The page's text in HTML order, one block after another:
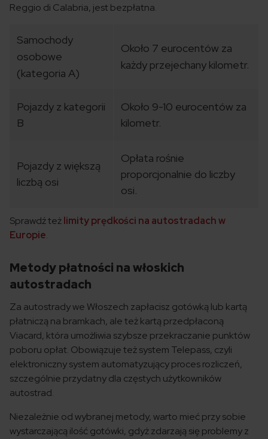
Reggio di Calabria, jest bezpłatna.
Samochody
osobowe
(kategoria A)
Około 7 eurocentów za
każdy przejechany kilometr.
Pojazdy z kategorii
B
Około 9-10 eurocentów za
kilometr.
Pojazdy z większą
liczbą osi
Opłata rośnie
proporcjonalnie do liczby
osi.
Sprawdź teżlimity prędkości na autostradach w
Europie.
Metody płatności na włoskich
autostradach
Za autostrady we Włoszech zapłacisz gotówką lub kartą
płatniczą na bramkach, ale też kartą przedpłaconą
Viacard, która umożliwia szybsze przekraczanie punktów
poboru opłat. Obowiązuje też system Telepass, czyli
elektroniczny system automatyzujący proces rozliczeń,
szczególnie przydatny dla częstych użytkowników
autostrad.
Niezależnie od wybranej metody, warto mieć przy sobie
wystarczającą ilość gotówki, gdyż zdarzają się problemy z